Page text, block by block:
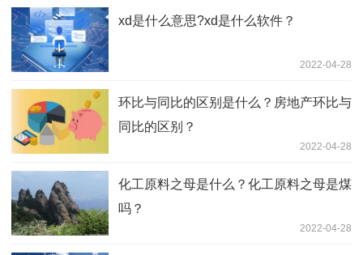
xd是什么意思?xd是什么软件？
2022-04-28
环比与同比的区别是什么？房地产环比与
同比的区别？
2022-04-28
化工原料之母是什么？化工原料之母是煤
吗？
2022-04-28